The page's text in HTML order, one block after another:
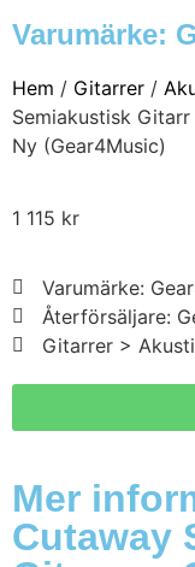
Varumärke:
Hem / Gitarrer /
Semiakustisk
Ny (Gear4Music)
1 115 kr
Varumärke:
Återförsäljare:
Gitarrer >
Mer
Cutaway